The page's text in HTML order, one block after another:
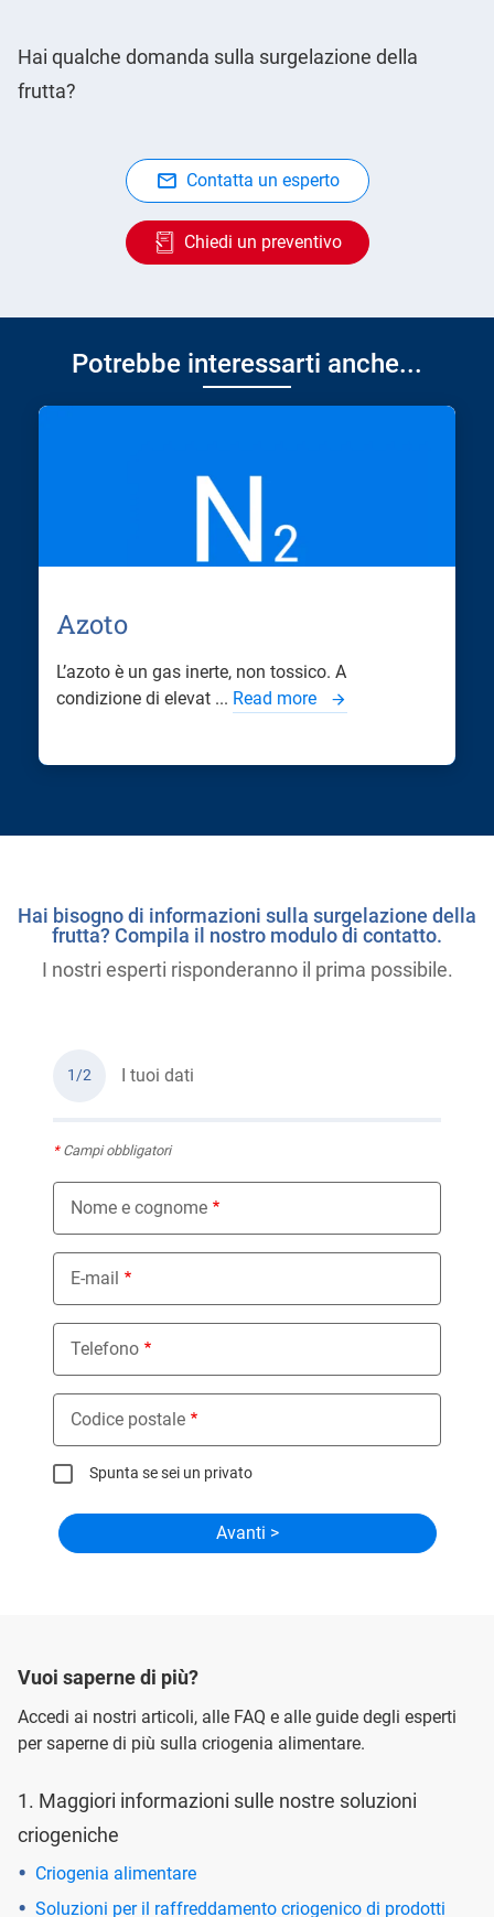
Hai qualche domanda sulla surgelazione della
frutta?
Contatta un esperto
Chiedi un preventivo
Potrebbe interessarti anche...
Azoto
L’azoto è un gas inerte, non tossico. A
condizione di elevat ... Read more
Hai bisogno di informazioni sulla surgelazione della
frutta? Compila il nostro modulo di contatto.
I nostri esperti risponderanno il prima possibile.
1/2 I tuoi dati
*Campi obbligatori
Nome e cognome
E-mail
Telefono
Codice postale
Spunta se sei un privato
Vuoi saperne di più?
Accedi ai nostri articoli, alle FAQ e alle guide degli esperti
per saperne di più sulla criogenia alimentare.
1. Maggiori informazioni sulle nostre soluzioni
criogeniche
Criogenia alimentare
Soluzioni per il raffreddamento criogenico di prodotti